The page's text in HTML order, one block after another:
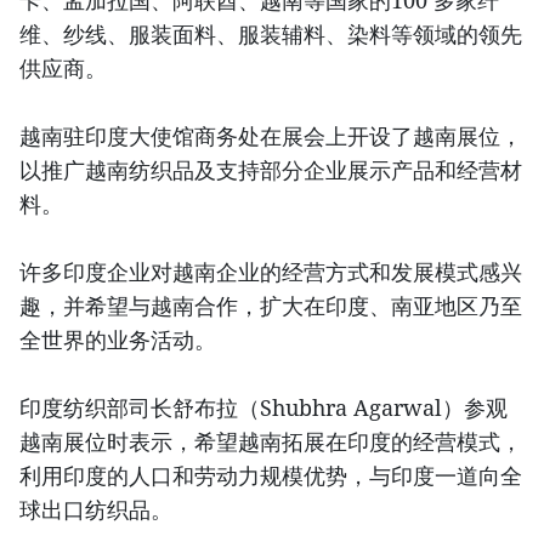
维、纱线、服装面料、服装辅料、染料等领域的领先
供应商。
越南驻印度大使馆商务处在展会上开设了越南展位，
以推广越南纺织品及支持部分企业展示产品和经营材
料。
许多印度企业对越南企业的经营方式和发展模式感兴
趣，并希望与越南合作，扩大在印度、南亚地区乃至
全世界的业务活动。
印度纺织部司长舒布拉（Shubhra Agarwal）参观
越南展位时表示，希望越南拓展在印度的经营模式，
利用印度的人口和劳动力规模优势，与印度一道向全
球出口纺织品。